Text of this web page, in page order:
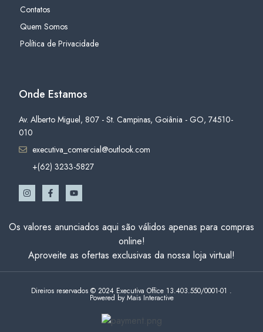
Contatos
Quem Somos
Política de Privacidade
Onde Estamos
Av. Alberto Miguel, 807 - St. Campinas, Goiânia - GO, 74510-
010
executiva_comercial@outlook.com
+(62) 3233-5827
Os valores anunciados aqui são válidos apenas para compras
online!
Aproveite as ofertas exclusivas da nossa loja virtual!
Direiros reservados © 2024 Executiva Office 13.403.550/0001-01 .
Powered by Mais Interactive